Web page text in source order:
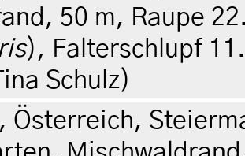
50 m, Raupe
), Falterschlupf
Schulz)
Österreich,